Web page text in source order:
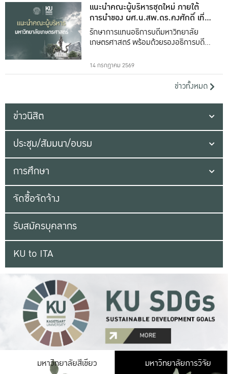
แนะนำคณะผู้บริหารชุดใหม่ ภายใต้
การนำของ ผศ.น.สพ.ดร.คงศักดิ์ เที่ยง
ธรรม
รักษาการแทนอธิการบดีมหาวิทยาลัย
เกษตรศาสตร์ พร้อมด้วยรองอธิการบดีทั้ง
14 กรกฎาคม 2569
ข่าวทั้งหมด
ข่าวนิสิต
ประชุม/สัมมนา/อบรม
การศึกษา
จัดซื้อจัดจ้าง
รับสมัครบุคลากร
KU to ITA
มหาวิทยาลัยสีเขียว มหาวิ
มหาวิทยาลัยการวิจัย